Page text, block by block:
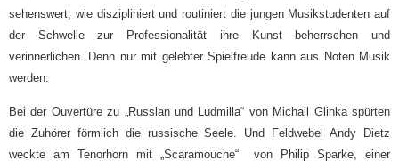
sehenswert, wie diszipliniert und routiniert die jungen Musikstudenten auf
der Schwelle zur Professionalität ihre Kunst beherrschen und
verinnerlichen. Denn nur mit gelebter Spielfreude kann aus Noten Musik
werden.
Bei der Ouvertüre zu „Russlan und Ludmilla“ von Michail Glinka spürten
die Zuhörer förmlich die russische Seele. Und Feldwebel Andy Dietz
weckte am Tenorhorn mit „Scaramouche“ von Philip Sparke, einer